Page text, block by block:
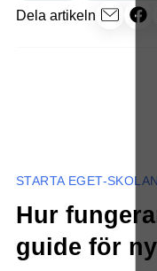
Dela artikeln
STARTA EGET-SKOLAN
Hur
guide för